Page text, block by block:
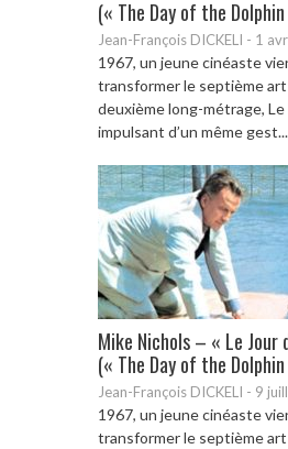
(« The Day of the
Jean-François DICKELI - 1
1967, un jeune cinéaste
transformer le septième art
deuxième long-métrage, Le
impulsant d’un même gest...
Mike Nichols – « Le Jour
(« The Day of the
Jean-François DICKELI - 9
1967, un jeune cinéaste
transformer le septième art